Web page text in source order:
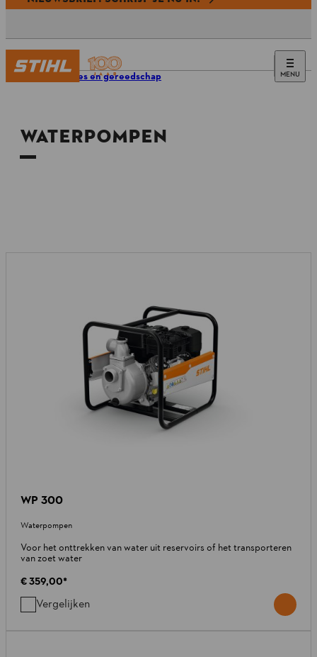
MENU
Machines en gereedschap
WATERPOMPEN
WP 300
Waterpompen
Voor het onttrekken van water uit reservoirs of het transporteren
van zoet water
€ 359,00*
Vergelijken